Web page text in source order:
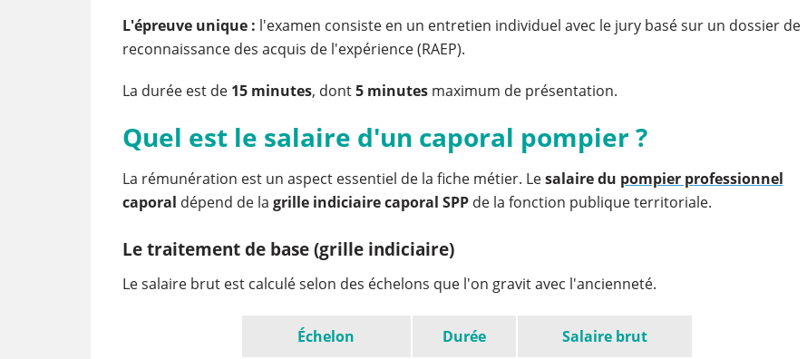
L'épreuve unique : l'examen consiste en un entretien individuel avec le jury basé sur un dossier de
reconnaissance des acquis de l'expérience (RAEP).
La durée est de 15 minutes, dont5 minutesmaximum de présentation.
Quel est le salaire d'un caporal pompier ?
La rémunération est un aspect essentiel de la fiche métier. Lesalaire du pompier professionnel
caporal dépend de la grille indiciaire caporal SPPde la fonction publique territoriale.
Le traitement de base (grille indiciaire)
Le salaire brut est calculé selon des échelons que l'on gravit avec l'ancienneté.
Échelon Durée Salaire brut